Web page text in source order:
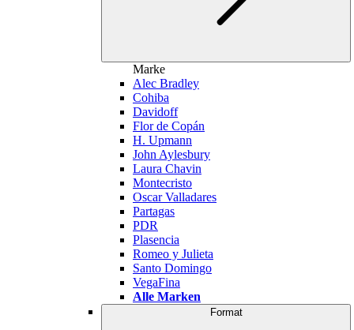
Marke
Alec Bradley
Cohiba
Davidoff
Flor de Copán
H. Upmann
John Aylesbury
Laura Chavin
Montecristo
Oscar Valladares
Partagas
PDR
Plasencia
Romeo y Julieta
Santo Domingo
VegaFina
Alle Marken
Format